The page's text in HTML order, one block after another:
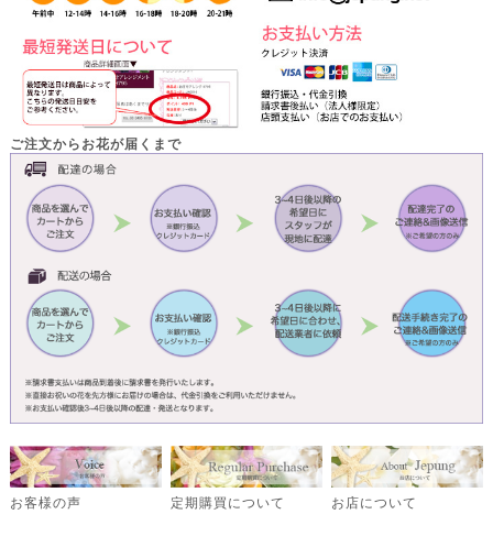
ご注文からお花が届くまで
お客様の声 定期購買について お店について